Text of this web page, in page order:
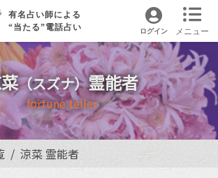
メニュー
有名占い師による
“当たる”電話占い
ログイン
（スズナ）霊能者
fortune teller
涼菜 霊能者